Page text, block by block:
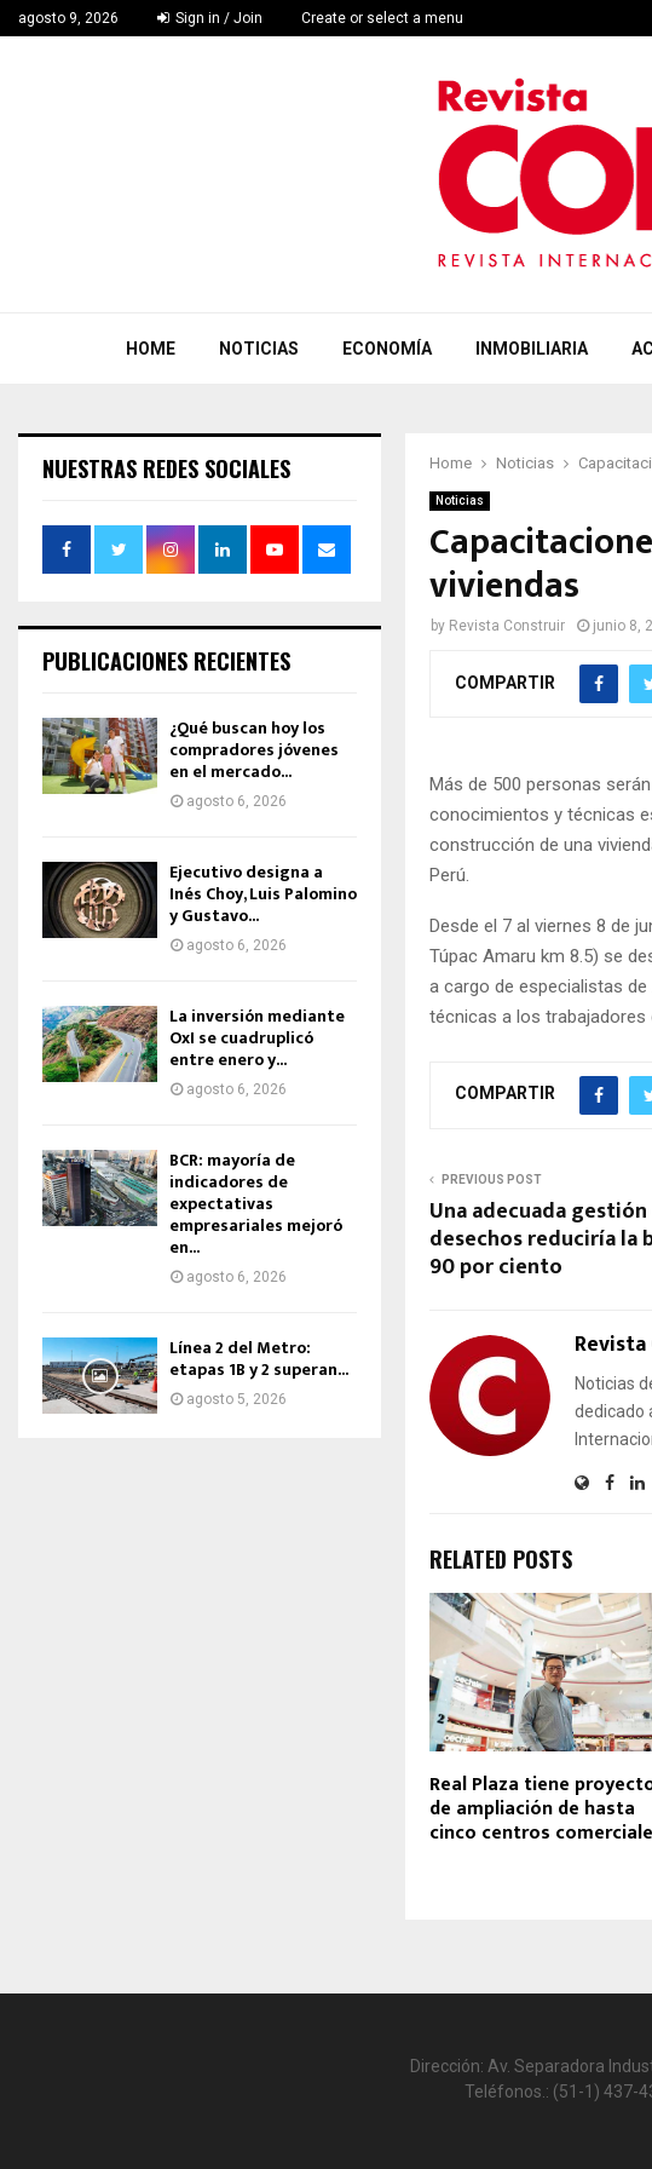
agosto 9, 2026 Sign in / Join Create or select a menu
HOME NOTICIAS ECONOMÍA INMOBILIARIA
Home Noticias
Noticias
viviendas
by Revista Construir junio 8,
COMPARTIR
Más de 500 personas
conocimientos y técnicas
construcción de una
Perú.
Desde el 7 al viernes 8 de
Túpac Amaru km 8.5) se
a cargo de especialistas
técnicas a los trabajadores
COMPARTIR
PREVIOUS POST
Una adecuada
desechos reduciría la
90 por ciento
Noticias
dedicado
RELATED POSTS
Real Plaza tiene
de ampliación de hasta
cinco centros
NUESTRAS REDES SOCIALES
PUBLICACIONES RECIENTES
¿Qué buscan hoy los
compradores jóvenes
en el mercado...
agosto 6, 2026
Ejecutivo designa a
Inés Choy, Luis Palomino
y Gustavo...
agosto 6, 2026
La inversión mediante
OxI se cuadruplicó
entre enero y...
agosto 6, 2026
BCR: mayoría de
indicadores de
expectativas
empresariales mejoró
en...
agosto 6, 2026
Línea 2 del Metro:
etapas 1B y 2 superan...
agosto 5, 2026
Dirección: Av. Separadora
Teléfonos.: (51-1) 437-